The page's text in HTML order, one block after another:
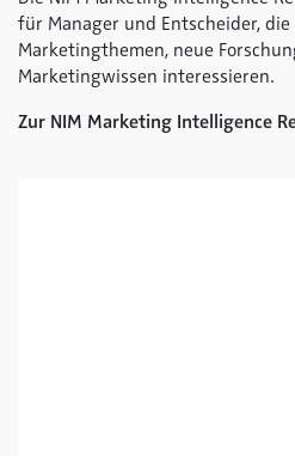
für Manager und Entscheider,
Marketingthemen, neue
Marketingwissen interessieren.
Zur NIM Marketing Intelligence